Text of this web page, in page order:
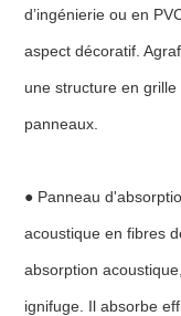
d’ingénierie ou en
aspect décoratif.
une structure en
panneaux.
● Panneau
acoustique en fibres
absorption
ignifuge. Il absorbe